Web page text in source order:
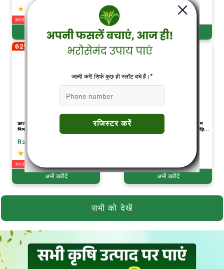
बचत Rs. 710
अभी खरीदें
(196)
अभी खरीदें
62% छूट
कात्यायनी लहसुन कंद विकास कॉम्बो - बल्ब
निर्माण
Rs.648
बचत Rs. 1,064
अभी खरीदें
39% छूट
कात्यायनी ट्रिपल अटैक | वर्टिसिलियम
लेकानी + ब्यूवेरिया बैसियाना + मेटारिज़ियम
अनिसोप्लिया (तरल) | जैव कीटनाशक
(187)
अभी खरीदें
सभी को देखें